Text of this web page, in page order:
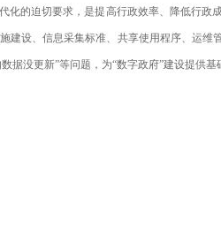
化的迫切要求，是提高行政效率、降低行
设、信息采集标准、共享使用程序、运
没更新”等问题，为“数字政府”建设提供基